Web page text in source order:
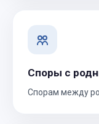
Споры с
Спорам между